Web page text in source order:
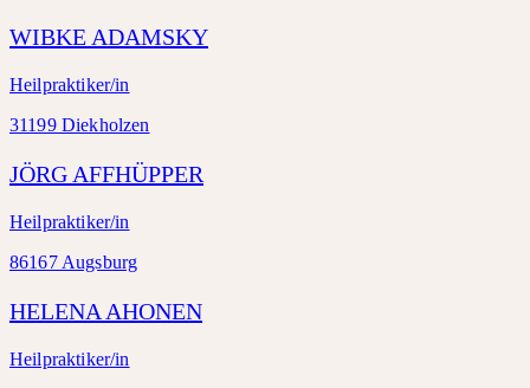
WIBKE ADAMSKY
Heilpraktiker/in
31199 Diekholzen
JÖRG AFFHÜPPER
Heilpraktiker/in
86167 Augsburg
HELENA AHONEN
Heilpraktiker/in